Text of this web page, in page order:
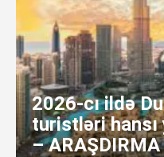
2026-cı ildə
turistləri
– ARAŞDIRMA